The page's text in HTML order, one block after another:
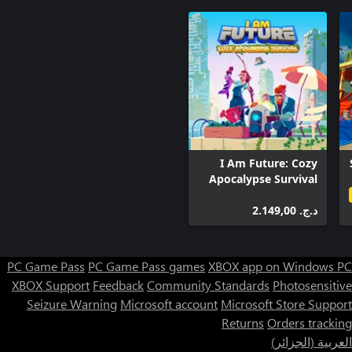
I Am Future: Cozy
Apocalypse Survival
د.ج.‏ 2.149,00
PC Game Pass PC Game Pass games XBOX app on Windows PC
XBOX Support FeedbackCommunity Standards Photosensitive
Seizure Warning Microsoft account Microsoft Store Support
Returns Orders tracking
العربية (الجزائر)